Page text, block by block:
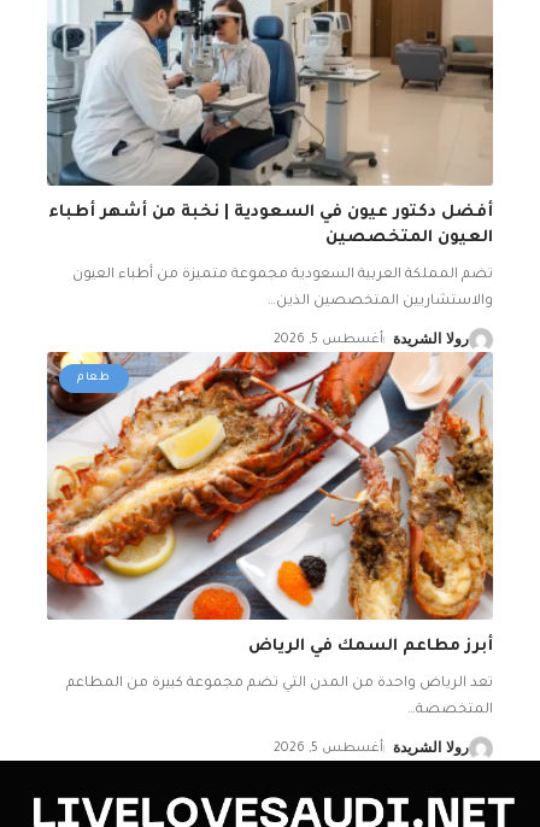
أفضل دكتور عيون في السعودية | نخبة من أشهر أطباء
العيون المتخصصين
تضم المملكة العربية السعودية مجموعة متميزة من أطباء العيون
والاستشاريين المتخصصين الذين…
رولا الشريدة أغسطس 5, 2026
طعام
أبرز مطاعم السمك في الرياض
تعد الرياض واحدة من المدن التي تضم مجموعة كبيرة من المطاعم
المتخصصة…
رولا الشريدة أغسطس 5, 2026